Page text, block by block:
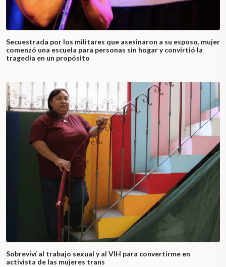
Secuestrada por los militares que asesinaron a su esposo, mujer
comenzó una escuela para personas sin hogar y convirtió la
tragedia en un propósito
Sobreviví al trabajo sexual y al VIH para convertirme en
activista de las mujeres trans